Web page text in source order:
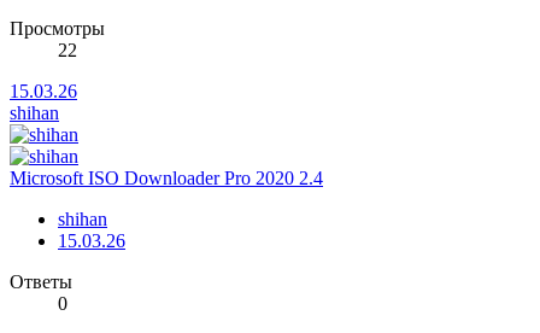
Просмотры
22
15.03.26
shihan
Microsoft ISO Downloader Pro 2020 2.4
shihan
15.03.26
Ответы
0